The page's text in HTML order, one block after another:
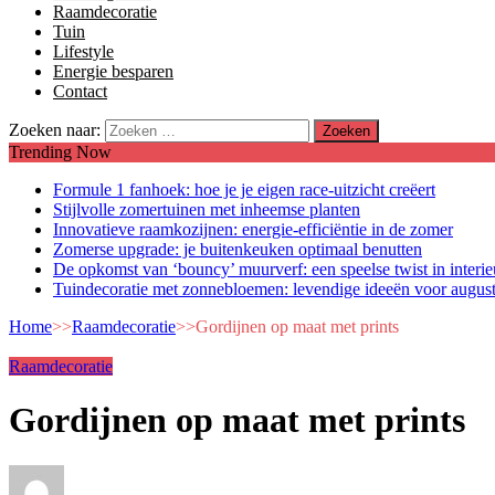
Raamdecoratie
Tuin
Lifestyle
Energie besparen
Contact
Zoeken naar:
Trending Now
Formule 1 fanhoek: hoe je je eigen race-uitzicht creëert
Stijlvolle zomertuinen met inheemse planten
Innovatieve raamkozijnen: energie-efficiëntie in de zomer
Zomerse upgrade: je buitenkeuken optimaal benutten
De opkomst van ‘bouncy’ muurverf: een speelse twist in
Tuindecoratie met zonnebloemen: levendige ideeën voor
Home>>Raamdecoratie>>Gordijnen op maat met prints
Raamdecoratie
Gordijnen op maat met prints